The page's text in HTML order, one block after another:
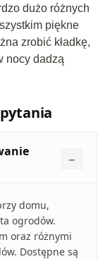
dużo różnych
piękne
zrobić kładkę,
nocy dadzą
domu,
ogrodów.
oraz różnymi
Dostępne są